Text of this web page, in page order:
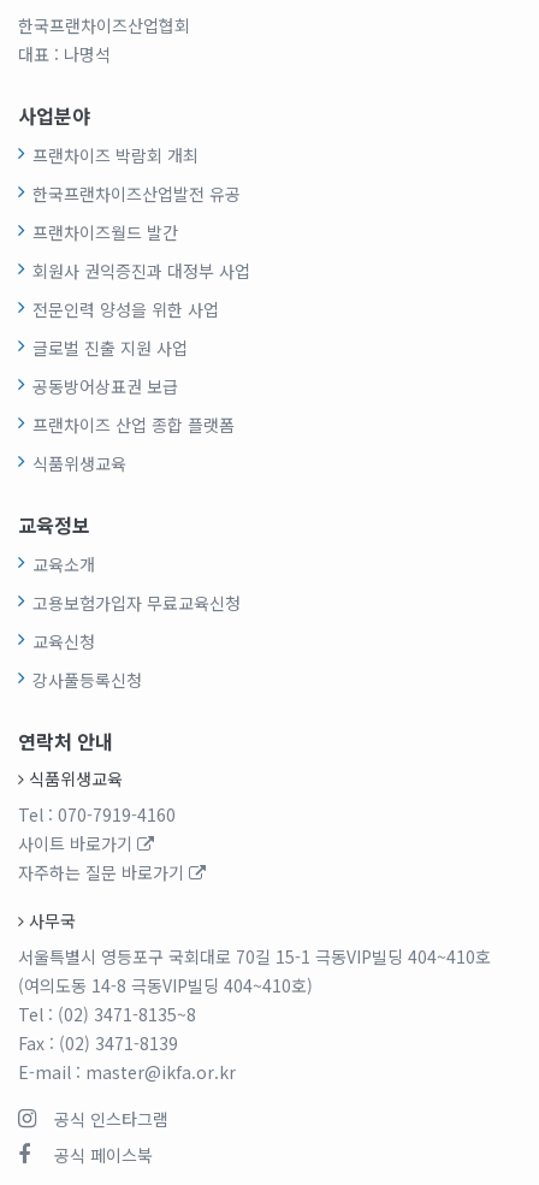
한국프랜차이즈산업협회
대표 : 나명석
사업분야
프랜차이즈 박람회 개최
한국프랜차이즈산업발전 유공
프랜차이즈월드 발간
회원사 권익증진과 대정부 사업
전문인력 양성을 위한 사업
글로벌 진출 지원 사업
공동방어상표권 보급
프랜차이즈 산업 종합 플랫폼
식품위생교육
교육정보
교육소개
고용보험가입자 무료교육신청
교육신청
강사풀등록신청
연락처 안내
식품위생교육
Tel : 070-7919-4160
사이트 바로가기
자주하는 질문 바로가기
사무국
서울특별시 영등포구 국회대로 70길 15-1 극동VIP빌딩 404~410호
(여의도동 14-8 극동VIP빌딩 404~410호)
Tel : (02) 3471-8135~8
Fax : (02) 3471-8139
E-mail : master@ikfa.or.kr
공식 인스타그램
공식 페이스북